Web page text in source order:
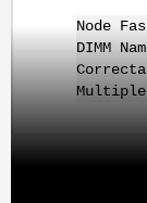
Node
DIMM
Multiple